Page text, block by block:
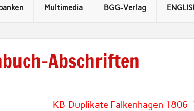
Multimedia BGG-Verlag
Abschriften
- KB-Duplikate Falkenhagen